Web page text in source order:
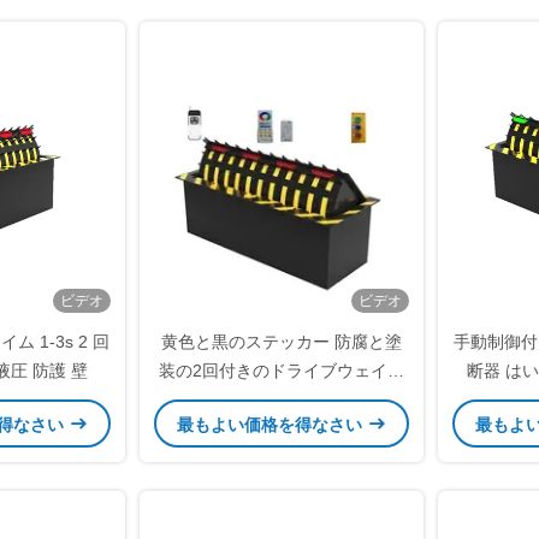
ビデオ
ム 1-3s 2 回
圧 防護 壁
なさい
ビデオ
黄色と黒のステッカー 防腐と塗
装の2回付きのドライブウェイバ
リカードシステム
最もよい価格を得なさい
手動制御
断器 は
RGB
最もよ